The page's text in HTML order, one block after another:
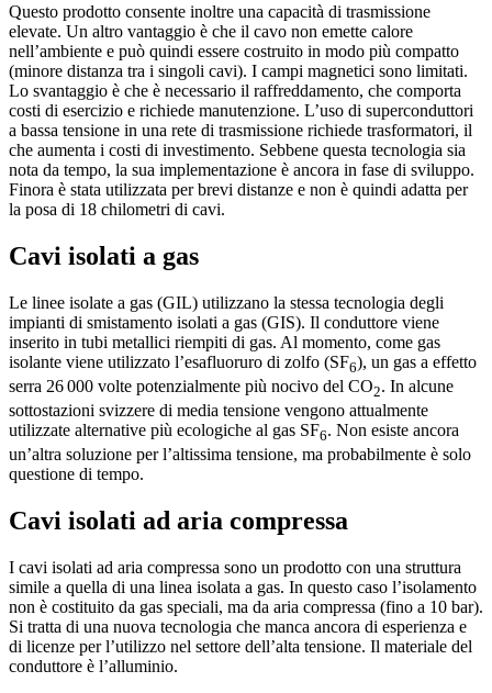
Questo prodotto consente inoltre una capacità di trasmissione
elevate. Un altro vantaggio è che il cavo non emette calore
nell’ambiente e può quindi essere costruito in modo più compatto
(minore distanza tra i singoli cavi). I campi magnetici sono limitati.
Lo svantaggio è che è necessario il raffreddamento, che comporta
costi di esercizio e richiede manutenzione. L’uso di superconduttori
a bassa tensione in una rete di trasmissione richiede trasformatori, il
che aumenta i costi di investimento. Sebbene questa tecnologia sia
nota da tempo, la sua implementazione è ancora in fase di sviluppo.
Finora è stata utilizzata per brevi distanze e non è quindi adatta per
la posa di 18 chilometri di cavi.
Cavi isolati a gas
Le linee isolate a gas (GIL) utilizzano la stessa tecnologia degli
impianti di smistamento isolati a gas (GIS). Il conduttore viene
inserito in tubi metallici riempiti di gas. Al momento, come gas
isolante viene utilizzato l’esafluoruro di zolfo (SF6), un gas a effetto
serra 26 000 volte potenzialmente più nocivo del CO2. In alcune
sottostazioni svizzere di media tensione vengono attualmente
utilizzate alternative più ecologiche al gas SF6. Non esiste ancora
un’altra soluzione per l’altissima tensione, ma probabilmente è solo
questione di tempo.
Cavi isolati ad aria compressa
I cavi isolati ad aria compressa sono un prodotto con una struttura
simile a quella di una linea isolata a gas. In questo caso l’isolamento
non è costituito da gas speciali, ma da aria compressa (fino a 10 bar).
Si tratta di una nuova tecnologia che manca ancora di esperienza e
di licenze per l’utilizzo nel settore dell’alta tensione. Il materiale del
conduttore è l’alluminio.